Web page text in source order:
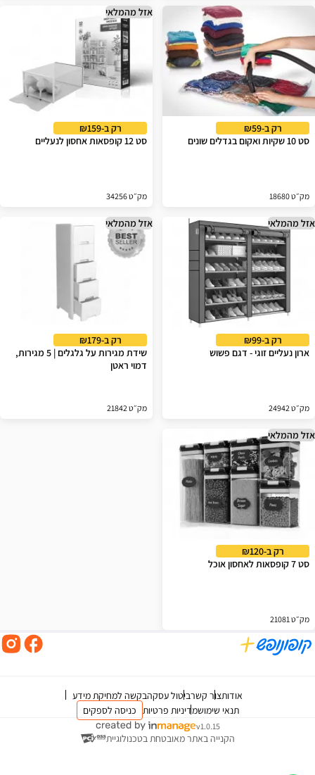
רק ב-₪59
סט 10 שקיות ואקום בגדלים שונים
מק״ט 18680
אזל מהמלאי
רק ב-₪159
סט 12 קופסאות אחסון לנעליים
מק״ט 34256
אזל מהמלאי
רק ב-₪99
ארון נעליים זוגי - דגם פשוש
מק״ט 24942
אזל מהמלאי
רק ב-₪179
שידת מגירות על גלגלים | 5 מגירות,
דמוי ראטן
מק״ט 21842
אזל מהמלאי
רק ב-₪120
סט 7 קופסאות לאחסון אוכל
מק״ט 21081
אודותצור קשרביטול עסקהבקשה למחיקת מידע
תנאי שימושמדיניות פרטיות כניסה לספקים
v1.0.15
הקנייה באתר מאובטחת בטכנולוגיית